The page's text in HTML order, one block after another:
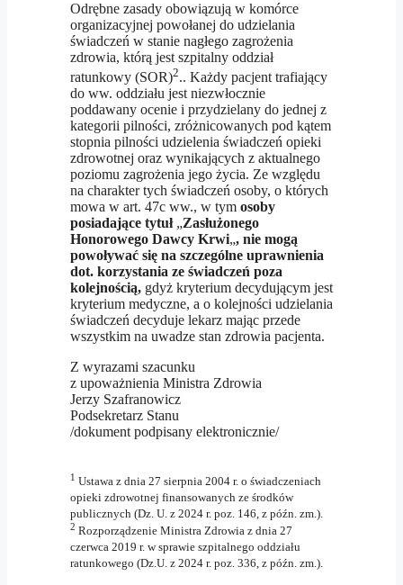
Odrębne zasady obowiązują w komórce
organizacyjnej powołanej do udzielania
świadczeń w stanie nagłego zagrożenia
zdrowia, którą jest szpitalny oddział
ratunkowy (SOR)2.. Każdy pacjent trafiający
do ww. oddziału jest niezwłocznie
poddawany ocenie i przydzielany do jednej z
kategorii pilności, zróżnicowanych pod kątem
stopnia pilności udzielenia świadczeń opieki
zdrowotnej oraz wynikających z aktualnego
poziomu zagrożenia jego życia. Ze względu
na charakter tych świadczeń osoby, o których
mowa w art. 47c ww., w tym osoby
posiadające tytuł „Zasłużonego
Honorowego Dawcy Krwi„, nie mogą
powoływać się na szczególne uprawnienia
dot. korzystania ze świadczeń poza
kolejnością, gdyż kryterium decydującym jest
kryterium medyczne, a o kolejności udzielania
świadczeń decyduje lekarz mając przede
wszystkim na uwadze stan zdrowia pacjenta.
Z wyrazami szacunku
z upoważnienia Ministra Zdrowia
Jerzy Szafranowicz
Podsekretarz Stanu
/dokument podpisany elektronicznie/
1 Ustawa z dnia 27 sierpnia 2004 r. o świadczeniach
opieki zdrowotnej finansowanych ze środków
publicznych (Dz. U. z 2024 r. poz. 146, z późn. zm.).
2 Rozporządzenie Ministra Zdrowia z dnia 27
czerwca 2019 r. w sprawie szpitalnego oddziału
ratunkowego (Dz.U. z 2024 r. poz. 336, z późn. zm.).